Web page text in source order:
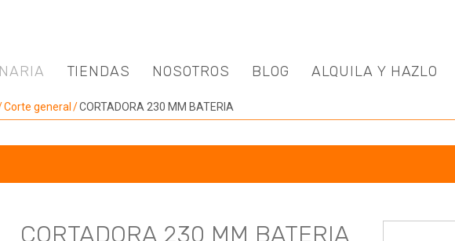
TIENDAS NOSOTROS BLOG ALQUILA Y HAZLO
Corte general CORTADORA 230 MM BATERIA
CORTADORA 230 MM BATERIA